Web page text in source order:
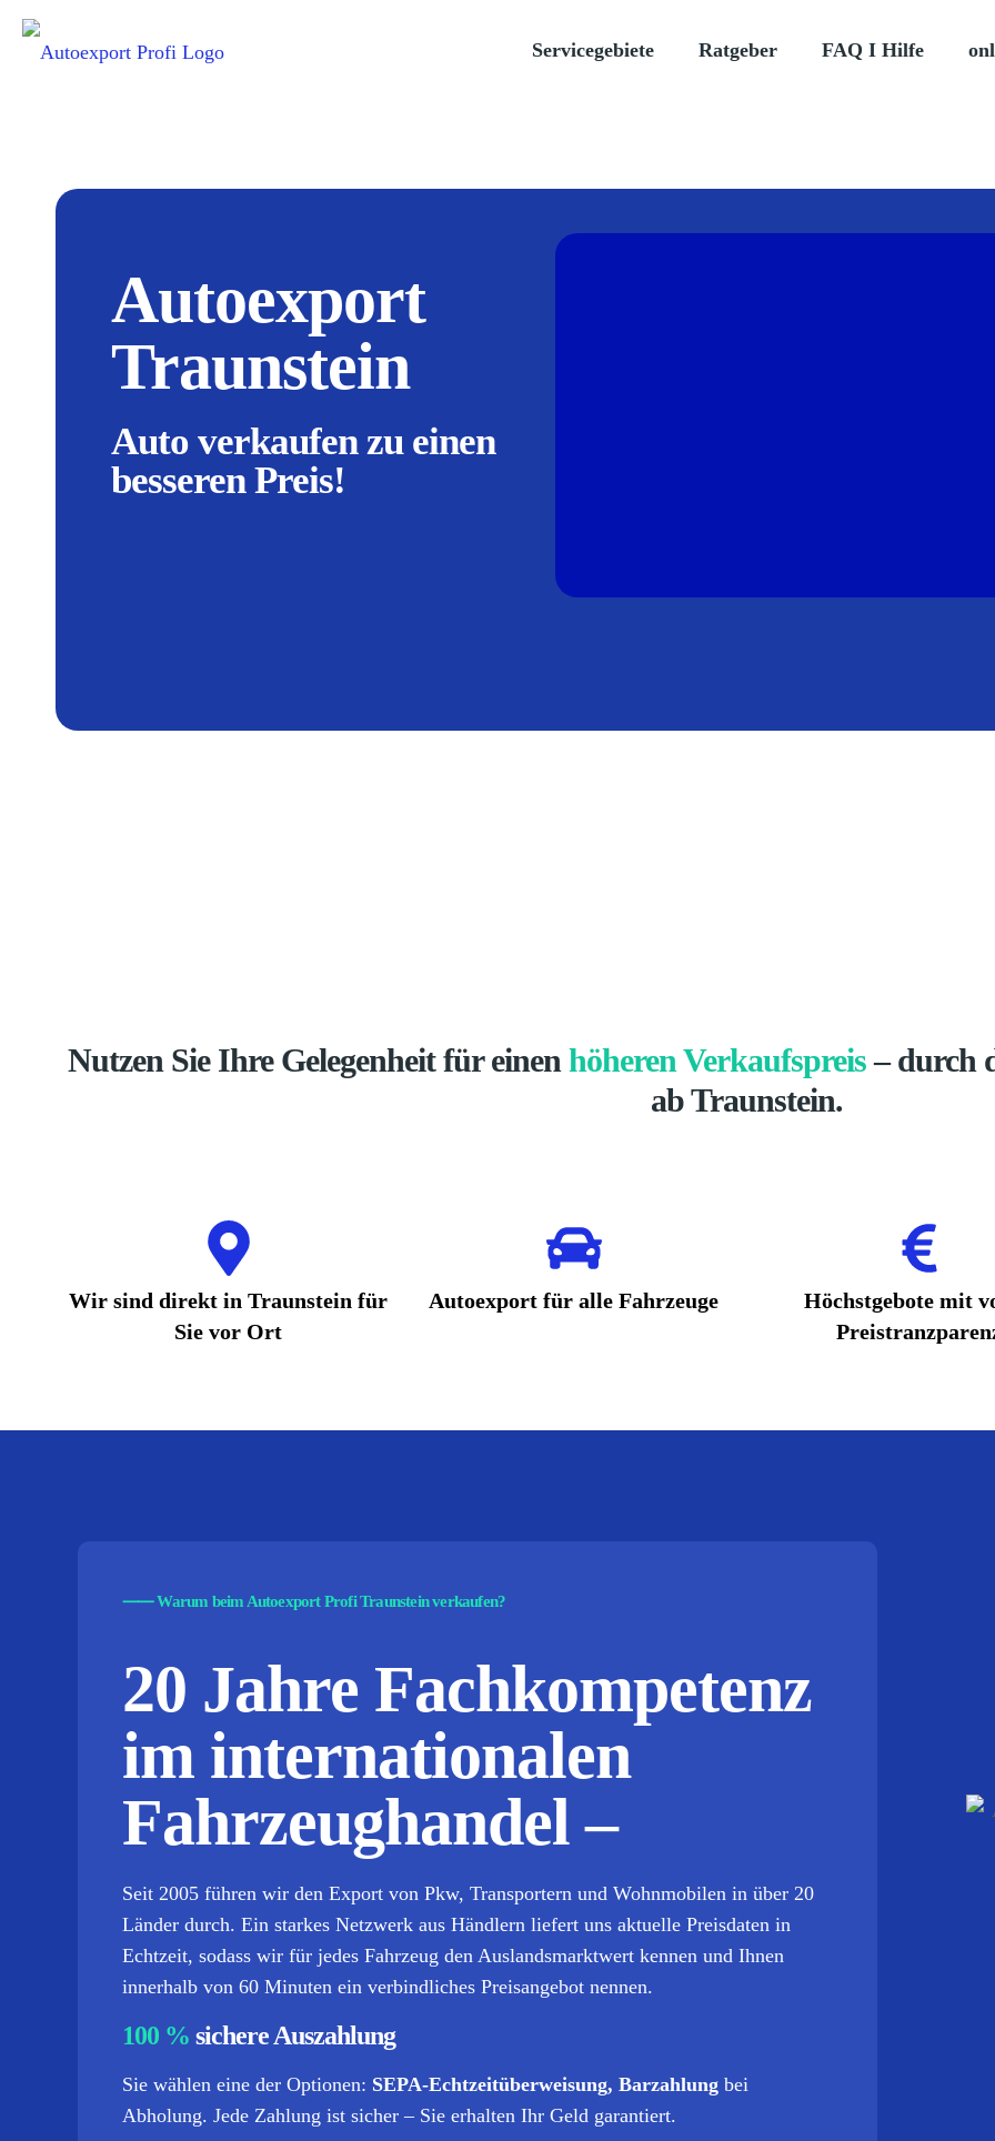
Servicegebiete Ratgeber FAQ I Hilfe
Autoexport
Traunstein
Auto verkaufen zu einen
besseren Preis!
Nutzen Sie Ihre Gelegenheit für einen höheren Verkaufspreis– durch
ab Traunstein.
Wir sind direkt in Traunstein für
Sie vor Ort
Autoexport für alle Fahrzeuge
Höchstgebote mit
⸺Warum beim Autoexport Profi Traunstein verkaufen?
20 Jahre Fachkompetenz
im internationalen
Fahrzeughandel –
Seit 2005 führen wir den Export von Pkw, Transportern und Wohnmobilen in über 20
Länder durch. Ein starkes Netzwerk aus Händlern liefert uns aktuelle Preisdaten in
Echtzeit, sodass wir für jedes Fahrzeug den Auslandsmarktwert kennen und Ihnen
innerhalb von 60 Minuten ein verbindliches Preisangebot nennen.
100 % sichere Auszahlung
Sie wählen eine der Optionen: SEPA-Echtzeitüberweisung, Barzahlung bei
Abholung. Jede Zahlung ist sicher – Sie erhalten Ihr Geld garantiert.